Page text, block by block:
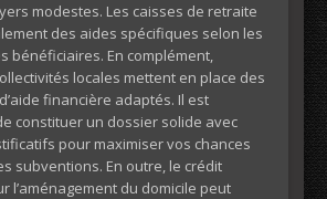
modestes. Les caisses de retraite
des aides spécifiques selon les
bénéficiaires. En complément,
locales mettent en place des
financière adaptés. Il est
constituer un dossier solide avec
pour maximiser vos chances
subventions. En outre, le crédit
l’aménagement du domicile peut